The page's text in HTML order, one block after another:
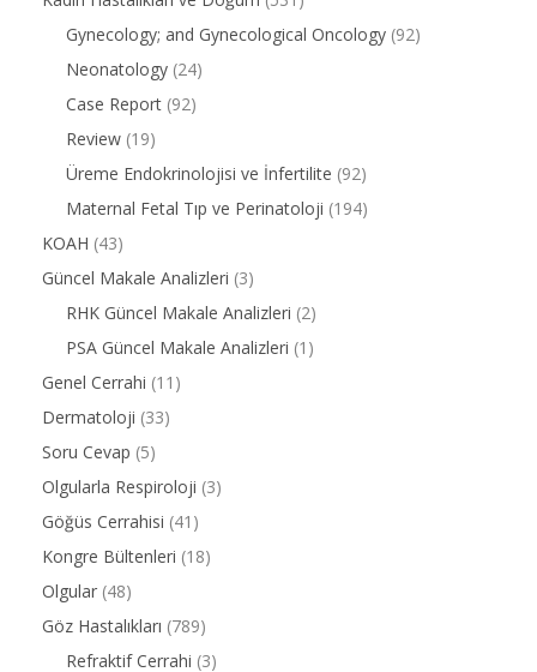
Gynecology; and Gynecological Oncology (92)
Neonatology (24)
Case Report (92)
Review (19)
Üreme Endokrinolojisi ve İnfertilite (92)
Maternal Fetal Tıp ve Perinatoloji (194)
KOAH (43)
Güncel Makale Analizleri (3)
RHK Güncel Makale Analizleri (2)
PSA Güncel Makale Analizleri (1)
Genel Cerrahi (11)
Dermatoloji (33)
Soru Cevap (5)
Olgularla Respiroloji (3)
Göğüs Cerrahisi (41)
Kongre Bültenleri (18)
Olgular (48)
Göz Hastalıkları (789)
Refraktif Cerrahi (3)